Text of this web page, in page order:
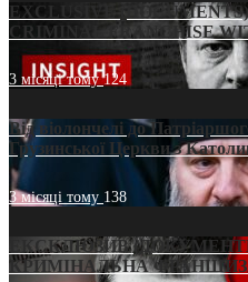
EXCLUSIVE
CRIMINAL FRANCHISE
3 місяці тому124
Від віолончелі до
Грузинської Церкви з
3 місяці тому 138
ЕКСКЛЮЗИВ
КРИМІНАЛЬНА